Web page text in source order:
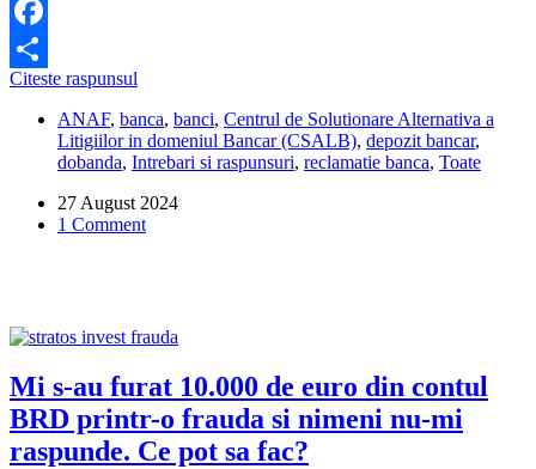
Facebook
Share
Citeste raspunsul
sa
fac
daca
a
raportat
privind
la
depozite?
ANAF, banca, banci, Centrul de Solutionare Alternativa a
Litigiilor in domeniul Bancar (CSALB), depozit bancar,
dobanda, Intrebari si raspunsuri, reclamatie banca, Toate
27 August 2024
1 Comment
Mi s-au furat 10.000 de euro din contul
BRD printr-o frauda si nimeni nu-mi
raspunde. Ce pot sa fac?